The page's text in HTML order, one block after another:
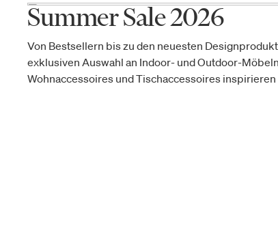
Summer Sale 2026
Von Bestsellern bis zu den neuesten
exklusiven Auswahl an Indoor- und Outdoor-
Wohnaccessoires und Tischaccessoires inspirieren